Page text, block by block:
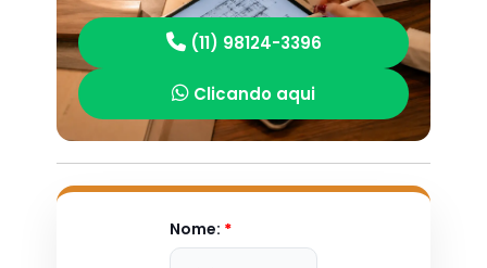
(11) 98124-3396
Clicando aqui
Nome: *